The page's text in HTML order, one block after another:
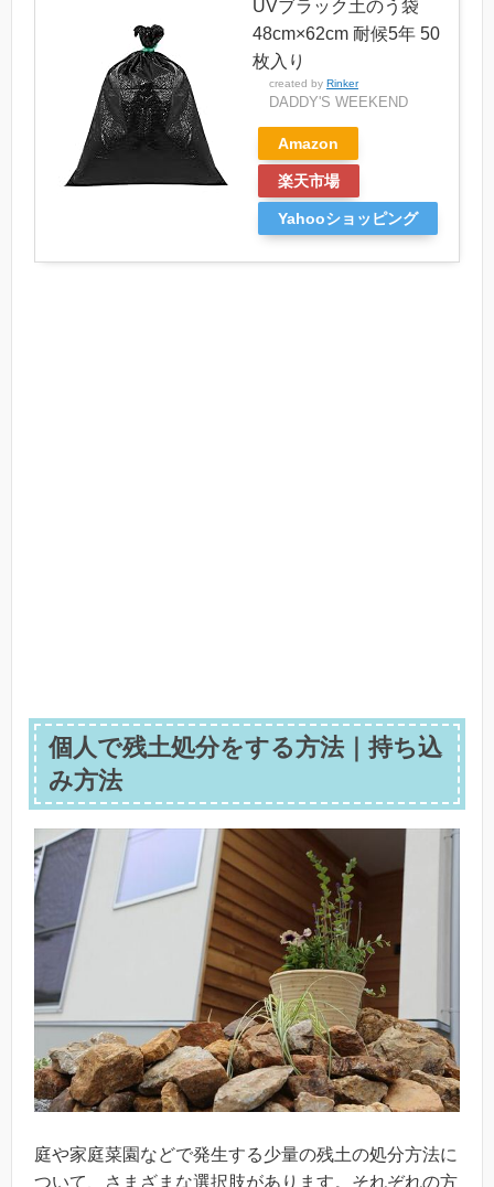
UVブラック土のう袋
48cm×62cm 耐候5年 50
枚入り
created by Rinker
DADDY'S WEEKEND
Amazon
楽天市場
Yahooショッピング
個人で残土処分をする方法｜持ち込
み方法
庭や家庭菜園などで発生する少量の残土の処分方法に
ついて、さまざまな選択肢があります。それぞれの方